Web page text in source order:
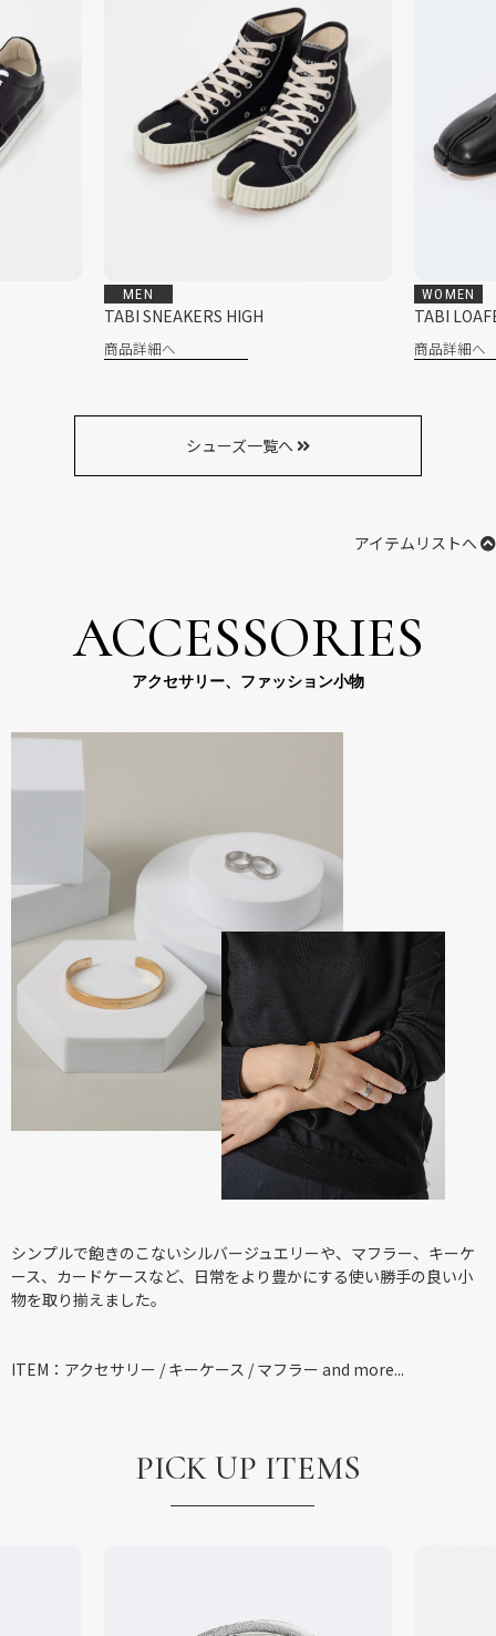
WOMEN
TABI LOAFERS
商品詳細へ
MEN
商品詳
シューズ一覧へ
アイテムリストへ
ACCESSORIES
アクセサリー、ファッション小物
シンプルで飽きのこないシルバージュエリーや、マフラー、キーケ
ース、カードケースなど、日常をより豊かにする使い勝手の良い小
物を取り揃えました。
ITEM：アクセサリー / キーケース / マフラー and more...
PICK UP ITEMS